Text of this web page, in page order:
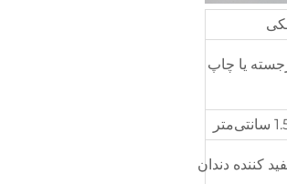
یا چاپ
کننده دندان